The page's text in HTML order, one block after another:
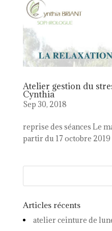
Atelier gestion du
Cynthia
Sep 30, 2018
reprise des séances Le
partir du 17 octobre 2019
Articles récents
atelier ceinture de